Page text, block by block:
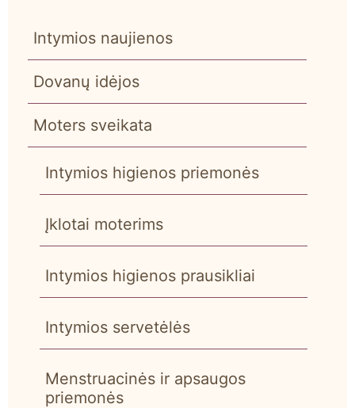
Intymios naujienos
Dovanų idėjos
Moters sveikata
Intymios higienos priemonės
Įklotai moterims
Intymios higienos prausikliai
Intymios servetėlės
Menstruacinės ir apsaugos
priemonės